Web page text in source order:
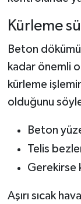
Kürleme
Beton
kadar önemli
kürleme
olduğunu
Beton
Telis
Gerekirse
Aşırı sıcak